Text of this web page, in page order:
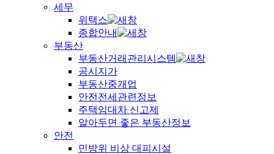
세무
위택스
종합안내
부동산
부동산거래관리시스템
공시지가
부동산중개업
안전전세관련정보
주택임대차 신고제
알아두면 좋은 부동산정보
안전
민방위 비상 대피시설